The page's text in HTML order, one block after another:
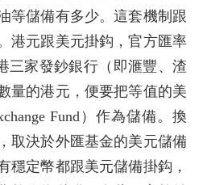
等儲備有多少。這套機制跟
港元跟美元掛鈎，官方匯率
三家發鈔銀行（即滙豐、渣
量的港元，便要把等值的美
Fund）作為儲備。換
取決於外匯基金的美元儲備
穩定幣都跟美元儲備掛鈎，